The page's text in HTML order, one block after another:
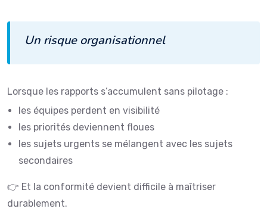
Un risque organisationnel
Lorsque les rapports s’accumulent sans pilotage :
les équipes perdent en visibilité
les priorités deviennent floues
les sujets urgents se mélangent avec les sujets
secondaires
👉 Et la conformité devient difficile à maîtriser
durablement.